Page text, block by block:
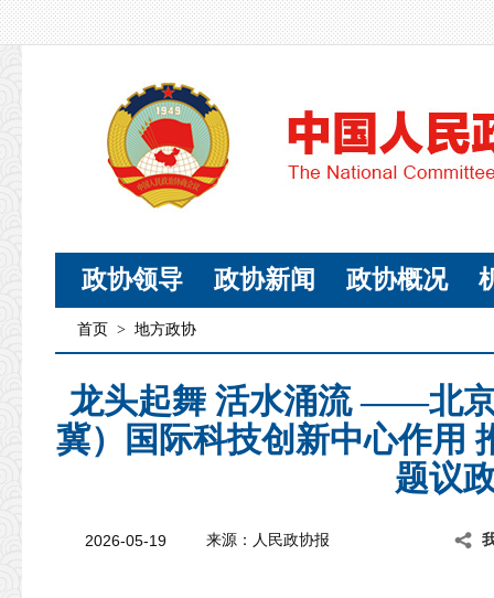
政协领导 政协新闻 政协概况
首页 > 地方政协
龙头起舞 活水涌流 ——北
冀）国际科技创新中心作用
题议
2026-05-19 来源：人民政协报